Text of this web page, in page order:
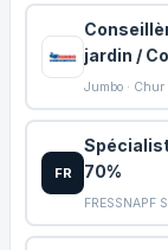
jardin /
Jumbo ·
FR
70%
FRESSNAPF